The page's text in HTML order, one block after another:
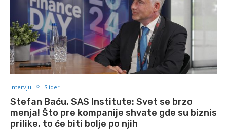
Intervju Slider
Stefan Baću, SAS Institute: Svet se brzo
menja! Što pre kompanije shvate gde su biznis
prilike, to će biti bolje po njih